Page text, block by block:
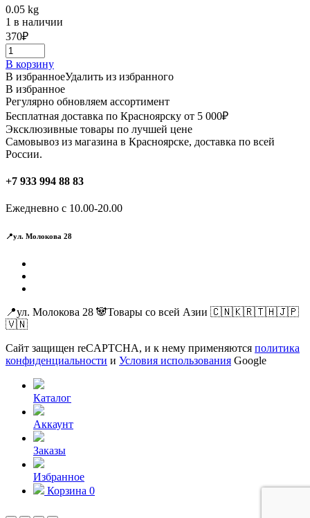
0.05 kg
1 в наличии
370₽
В корзину
В избранноеУдалить из избранного
В избранное
Регулярно обновляем ассортимент
Бесплатная доставка по Красноярску от 5 000₽
Эксклюзивные товары по лучшей цене
Самовывоз из магазина в Красноярске, доставка по всей
России.
+7 933 994 88 83
Ежедневно с 10.00-20.00
📍ул. Молокова 28
📍ул. Молокова 28 🐼Товары со всей Азии 🇨🇳🇰🇷🇹🇭🇯🇵
🇻🇳
Сайт защищен reCAPTCHA, и к нему применяются политика
конфиденциальности и Условия использования Google
Каталог
Аккаунт
Заказы
Избранное
Корзина 0